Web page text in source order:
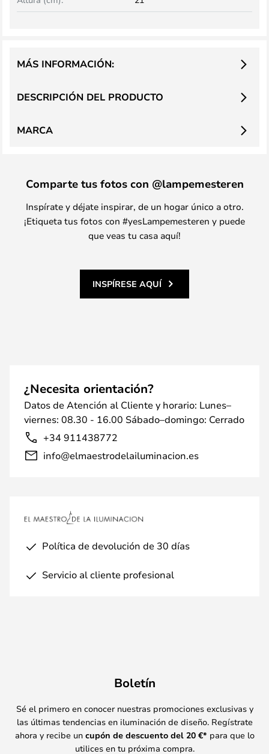
DESCRIPCIÓN DEL PRODUCTO
MÁS INFORMACIÓN:
MARCA
Comparte tus fotos con @lampemesteren
Inspírate y déjate inspirar, de un hogar único a otro.
¡Etiqueta tus fotos con #yesLampemesteren y puede
que veas tu casa aquí!
INSPÍRESE AQUÍ
¿Necesita orientación?
Datos de Atención al Cliente y horario: Lunes–
viernes: 08.30 - 16.00 Sábado–domingo: Cerrado
+34 911438772
info@elmaestrodelailuminacion.es
Política de devolución de 30 días
Servicio al cliente profesional
Boletín
Sé el primero en conocer nuestras promociones exclusivas y
las últimas tendencias en iluminación de diseño. Regístrate
ahora y recibe un cupón de descuento del 20 €* para que lo
utilices en tu próxima compra.